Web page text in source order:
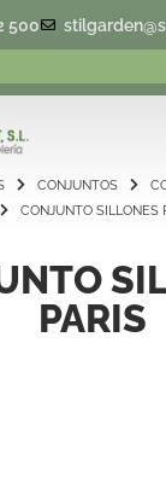
500
CONJUNTOS
CONJUNTO SILLONES
PARIS